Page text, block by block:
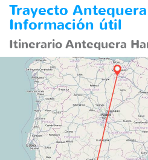
Trayecto
Información útil
Itinerario Antequera